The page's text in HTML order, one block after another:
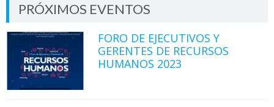
PRÓXIMOS EVENTOS
FORO DE EJECUTIVOS Y
GERENTES DE RECURSOS
HUMANOS 2023